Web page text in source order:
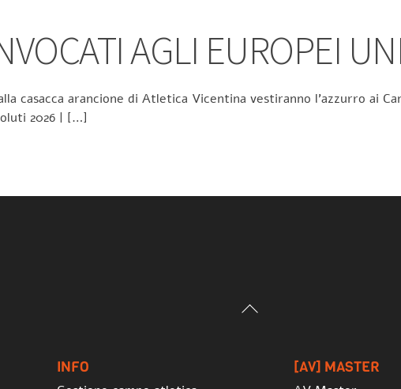
AGLI EUROPEI
casacca arancione di Atletica Vicentina vestiranno l’azzurro ai
2026 | […]
Back
INFO [AV] MASTER